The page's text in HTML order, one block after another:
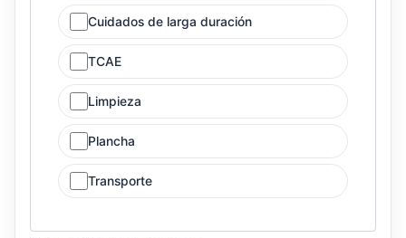
Cuidados de larga duración
TCAE
Limpieza
Plancha
Transporte